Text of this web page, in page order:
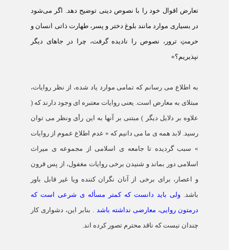
تعارض اقوال خود را با نصوص دينی توضيح دهد. اگر می‌شود
در بسياری موارد مانند بلوغ دختر و پسر، طهارت ذاتی انسان و
حرمتِ ترور، نصوص را ناديده گرفت، چرا در جاهای ديگر
نپذيريم؟»
به اطلاع می رسانم که تمامی موارد یاد شده، از نظر روایات،
مبتلای به معارض است. یعنی روایات معتبره ای وجود دارند که (
علاوه بر دلایل دیگر ) مبتنی بر آنها به این رأی ونظر می توان
رسید. لابد همه ی ما می دانیم که « عدم اطلاع عموم از روایات
» سبب گردیده تا جامعه ی اسلامی از مجموعه ی میراث
اسلامی دور بماند و شنیدن برخی روایات مغفول، از پس قرون
و اعصار، برای برخی از آنان نگران کننده ویا غیر قابل باور
باشد. ولی باید دانست که کمتر مسأله ی شرعی است که
درمتون روایی، معارضی نداشته باشد . بنابر این، دشواری کار
چندان نیست که ناقد محترم تصور کرده اند.